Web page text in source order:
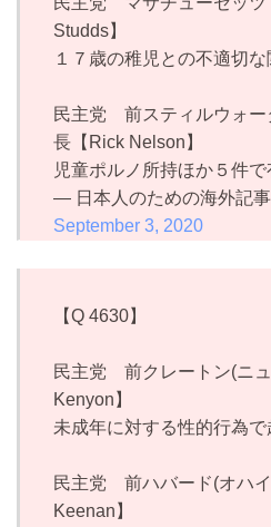
Studds】
１７歳の稚児との不適切
民主党 前スティルウォー
長【Rick Nelson】
児童ポルノ所持ほか５件
— 日本人のための海外記
September 3, 2020
【Q 4630】
民主党 前クレートン(ニ
Kenyon】
未成年に対する性的行為で
民主党 前ハバード(オハ
Keenan】